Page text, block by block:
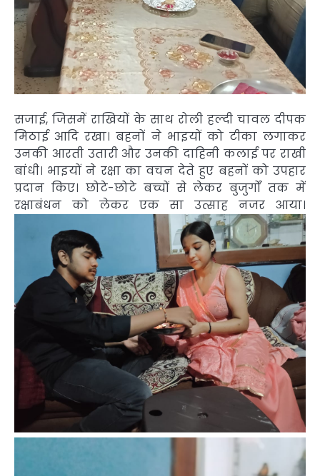
सजाई, जिसमें राखियों के साथ रोली हल्दी चावल दीपक
मिठाई आदि रखा। बहनों ने भाइयों को टीका लगाकर
उनकी आरती उतारी और उनकी दाहिनी कलाई पर राखी
बांधी। भाइयों ने रक्षा का वचन देते हुए बहनों को उपहार
प्रदान किए। छोटे-छोटे बच्चों से लेकर बुजुर्गों तक में
रक्षाबंधन को लेकर एक सा उत्साह नजर आया।